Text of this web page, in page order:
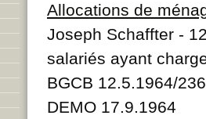
Allocations de
Joseph Schaffter -
salariés ayant
BGCB 12.5.1964/
DEMO 17.9.1964